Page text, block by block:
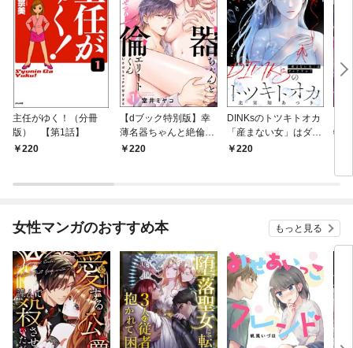
主任がゆく！（分冊
版） 【第1話】
220
【dブック特別版】幸
薄名器ちゃんと絶倫エ
リートくん むさぼりエ
220
DINKsのトツキトオカ
「産まない女」はダメ
ですか？（分冊版）
220
物
話】
女性マンガのおすすめ本 もっと見る